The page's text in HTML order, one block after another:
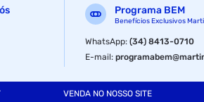
homogeneização. Advertências
indicada na embalagem´´ ``mantenha
Programa BEM
Benefícios Exclusivos
WhatsApp:(34) 8413-0710
E-mail:
VENDA NO NOSSO SITE